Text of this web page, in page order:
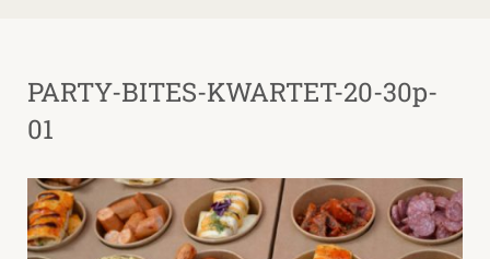
PARTY-BITES-KWARTET-20-30p-
01